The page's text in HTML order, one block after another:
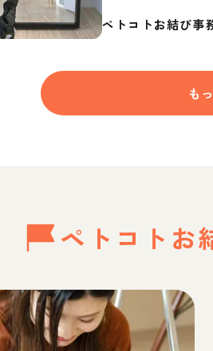
ペトコトお結び事
も
ペトコトお